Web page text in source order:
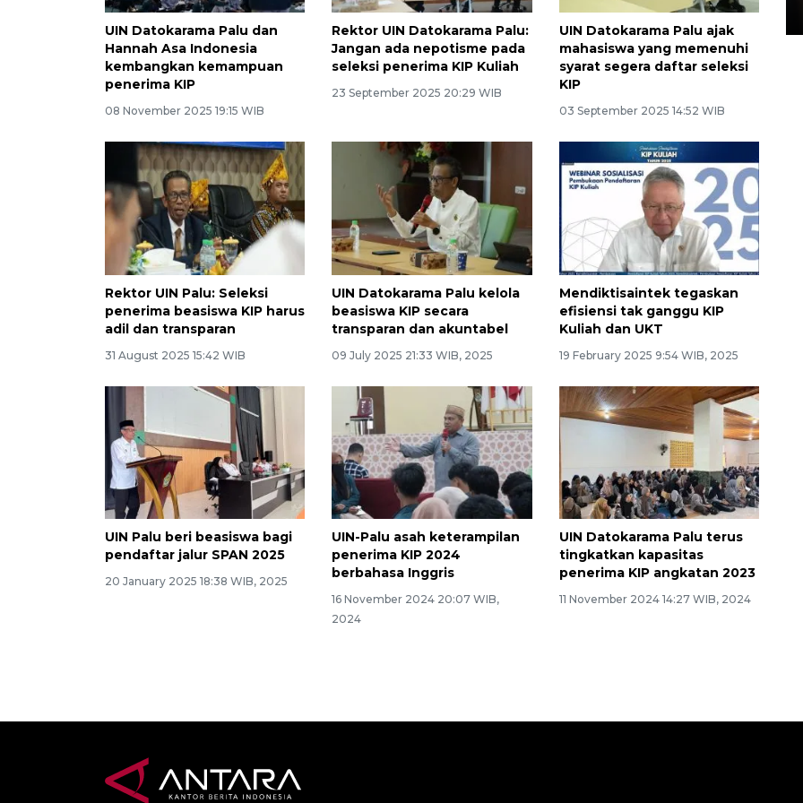
UIN Datokarama Palu dan
Hannah Asa Indonesia
kembangkan kemampuan
penerima KIP
08 November 2025 19:15 WIB
Rektor UIN Datokarama Palu:
Jangan ada nepotisme pada
seleksi penerima KIP Kuliah
23 September 2025 20:29 WIB
UIN Datokarama Palu ajak
mahasiswa yang memenuhi
syarat segera daftar seleksi
KIP
03 September 2025 14:52 WIB
Rektor UIN Palu: Seleksi
penerima beasiswa KIP harus
adil dan transparan
31 August 2025 15:42 WIB
UIN Datokarama Palu kelola
beasiswa KIP secara
transparan dan akuntabel
09 July 2025 21:33 WIB, 2025
Mendiktisaintek tegaskan
efisiensi tak ganggu KIP
Kuliah dan UKT
19 February 2025 9:54 WIB, 2025
UIN Palu beri beasiswa bagi
pendaftar jalur SPAN 2025
20 January 2025 18:38 WIB, 2025
UIN-Palu asah keterampilan
penerima KIP 2024
berbahasa Inggris
16 November 2024 20:07 WIB,
2024
UIN Datokarama Palu terus
tingkatkan kapasitas
penerima KIP angkatan 2023
11 November 2024 14:27 WIB, 2024
15 July 2026 14:08 WIB